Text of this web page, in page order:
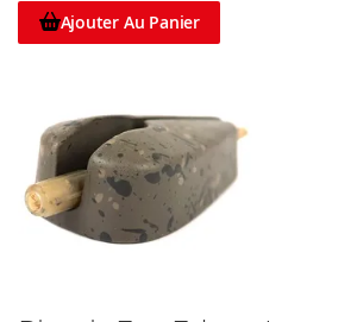
Ajouter Au Panier